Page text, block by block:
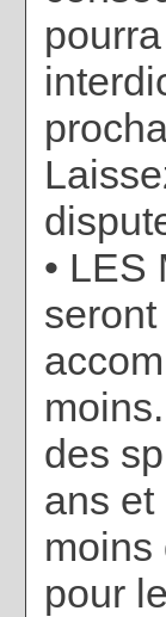
• LES
des
ans et
moins
pour